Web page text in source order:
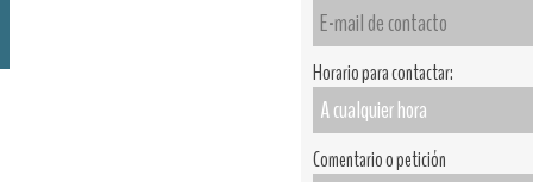
Horario para contactar:
Comentario o petición